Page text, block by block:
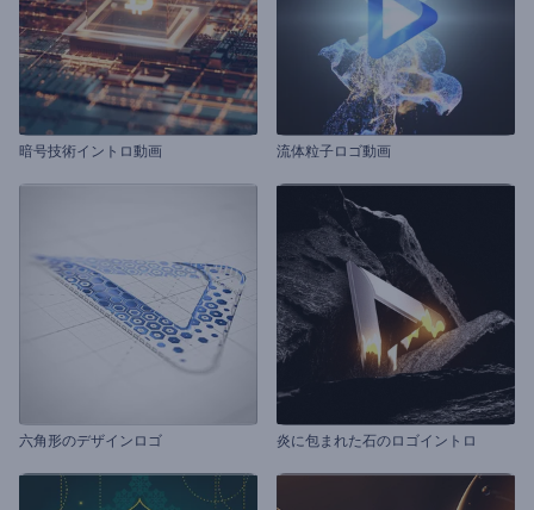
暗号技術イントロ動画 流体粒子ロゴ動画
六角形のデザインロゴ 炎に包まれた石のロゴイントロ